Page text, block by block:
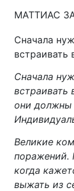
МАТТИАС
Сначала
встраивать
Сначала
встраивать
они должны
Великие
поражений.
когда
выжать из